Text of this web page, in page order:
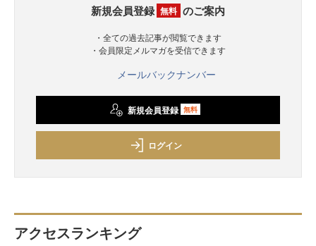
新規会員登録 無料 のご案内
・全ての過去記事が閲覧できます
・会員限定メルマガを受信できます
メールバックナンバー
新規会員登録 無料
ログイン
アクセスランキング